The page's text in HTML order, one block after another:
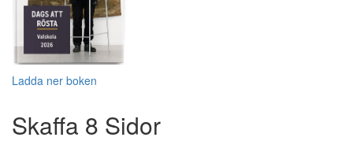
Ladda ner boken
Skaffa 8 Sidor